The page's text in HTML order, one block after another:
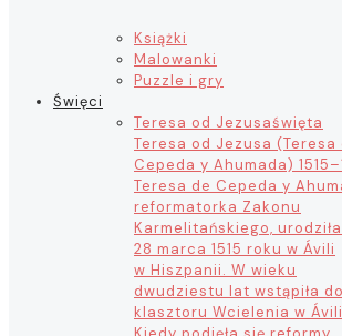
Książki
Malowanki
Puzzle i gry
Święci
Teresa od Jezusaświęta
Teresa od Jezusa (Teresa
Cepeda y Ahumada)
Teresa de Cepeda y
reformatorka Zakonu
Karmelitańskiego,
28 marca 1515 roku w Ávili
w Hiszpanii. W wieku
dwudziestu lat wstąpiła do
klasztoru Wcielenia w